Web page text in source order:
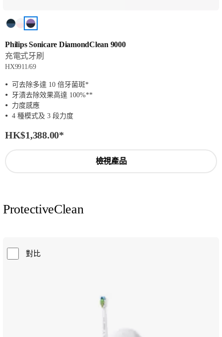
Philips Sonicare DiamondClean 9000
充電式牙刷
HX9911/69
可去除多達 10 倍牙菌斑*
牙漬去除效果高達 100%**
力度感應
4 種模式及 3 段力度
HK$1,388.00*
檢視產品
ProtectiveClean
對比